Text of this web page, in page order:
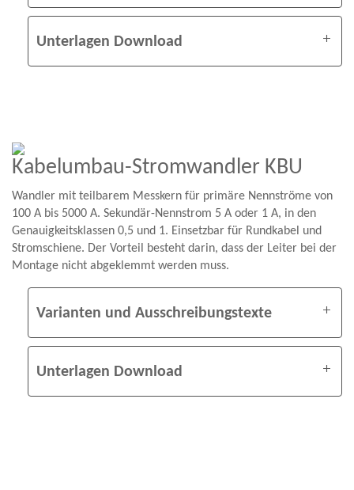
Unterlagen Download
Kabelumbau-Stromwandler KBU
Wandler mit teilbarem Messkern für primäre Nennströme von
100 A bis 5000 A. Sekundär-Nennstrom 5 A oder 1 A, in den
Genauigkeitsklassen 0,5 und 1. Einsetzbar für Rundkabel und
Stromschiene. Der Vorteil besteht darin, dass der Leiter bei der
Montage nicht abgeklemmt werden muss.
Varianten und Ausschreibungstexte
Unterlagen Download